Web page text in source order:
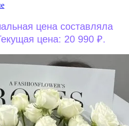
цена составляла
цена: 20 990 ₽.